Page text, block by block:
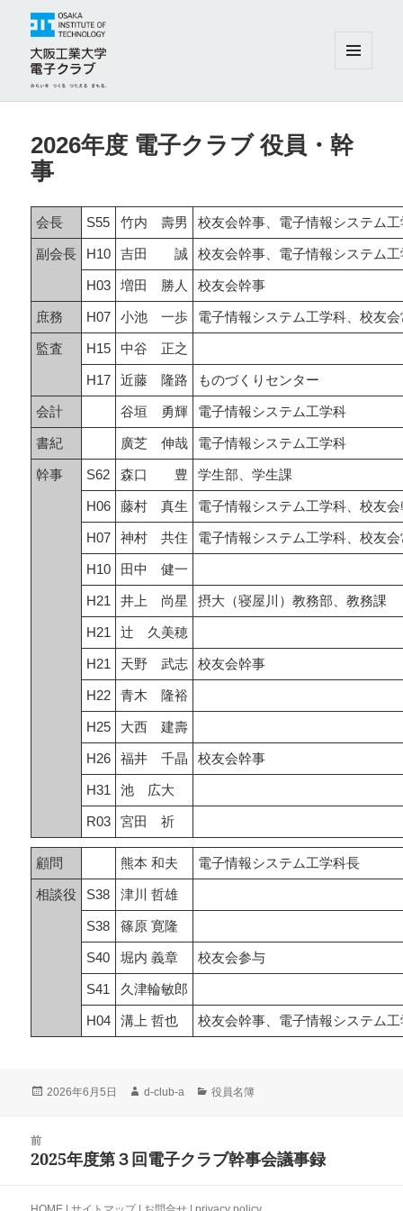
2026年度 電子クラブ 役員・幹
事
会長 S55 竹内 壽男 校友会幹事、電子情報システム
副会長 H10 吉田 誠 校友会幹事、電子情報システム
H03 増田 勝人 校友会幹事
庶務 H07 小池 一歩 電子情報システム工学科、校友
監査 H15 中谷 正之
H17 近藤 隆路 ものづくりセンター
会計 谷垣 勇輝 電子情報システム工学科
書紀 廣芝 伸哉 電子情報システム工学科
幹事 S62 森口 豊 学生部、学生課
H06 藤村 真生 電子情報システム工学科、校友
H07 神村 共住 電子情報システム工学科、校友
H10 田中 健一
H21 井上 尚星 摂大（寝屋川）教務部、教務課
H21 辻 久美穂
H21 天野 武志 校友会幹事
H22 青木 隆裕
H25 大西 建壽
H26 福井 千晶 校友会幹事
H31 池 広大
R03 宮田 祈
顧問 熊本 和夫 電子情報システム工学科長
相談役 S38 津川 哲雄
S38 篠原 寛隆
S40 堀内 義章 校友会参与
S41 久津輪敏郎
H04 溝上 哲也 校友会幹事、電子情報システム
投
2026年6月5日
作
d-club-a
カ
ー
役員名簿
前
前
投
2025年度第３回電子クラブ幹事会議事録